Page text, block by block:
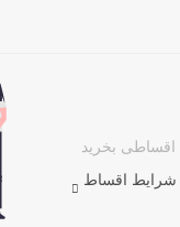
شرایط اقساط